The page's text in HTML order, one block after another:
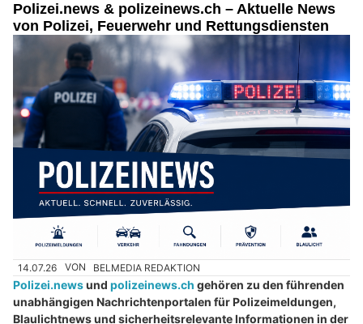
Polizei.news & polizeinews.ch – Aktuelle News
von Polizei, Feuerwehr und Rettungsdiensten
14.07.26 VON BELMEDIA REDAKTION
Polizei.newsund polizeinews.ch gehören zu den führenden
unabhängigen Nachrichtenportalen für Polizeimeldungen,
Blaulichtnews und sicherheitsrelevante Informationen in der